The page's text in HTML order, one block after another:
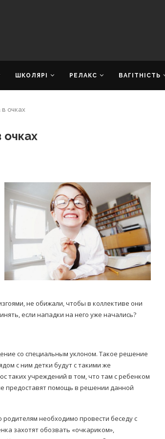
ШКОЛЯРІ РЕЛАКС ВАГІТНІСТЬ
очках
очках
не обижали, чтобы в коллективе они
если нападки на него уже начались?
со специальным уклоном. Такое решение
с ним детки будут с такими же
таких учреждений в том, что там с ребенком
предоставят помощь в решении данной
необходимо провести беседу с
захотят обозвать «очкариком»,
Попробуйте рецепт
легендарного супа доктора